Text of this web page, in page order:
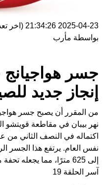
2025-04-23 21:34:26 (اخر
بواسطة مأرب
جسر هواجيانج
إنجاز جديد
من المقرر أن يصبح جسر
نهر بيبان في مقاطعة قويتشو
نفس العام. يرتفع هذا الجسر
إلى 625 مترًا، مما يجعله تحفة معمارية لا تُضاهى.
آسر الحلقة 19